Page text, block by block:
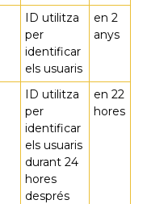
ID utilitza
per
identificar
els usuaris
en 2
anys
ID utilitza
per
identificar
els usuaris
durant 24
hores
després
en 22
hores